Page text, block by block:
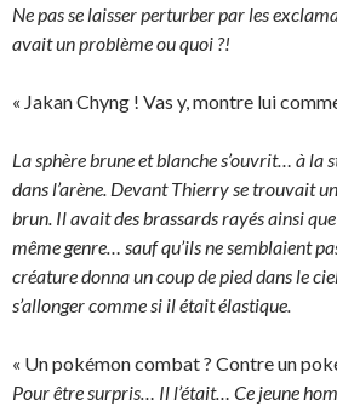
Ne pas se laisser perturber par les
avait un problème ou quoi ?!
« Jakan Chyng ! Vas y, montre lui
La sphère brune et blanche s’ouvrit… à la
dans l’arène. Devant Thierry se trouvait
brun. Il avait des brassards rayés ainsi
même genre… sauf qu’ils ne semblaient
créature donna un coup de pied dans le
s’allonger comme si il était élastique.
« Un pokémon combat ? Contre un
Pour être surpris… Il l’était… Ce jeune